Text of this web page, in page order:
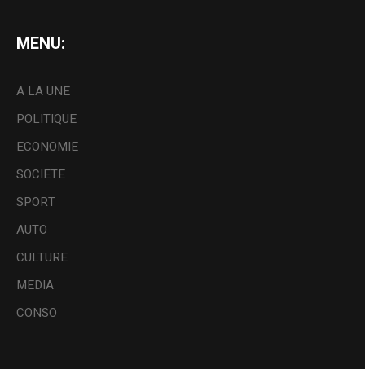
MENU:
A LA UNE
POLITIQUE
ECONOMIE
SOCIETE
SPORT
AUTO
CULTURE
MEDIA
CONSO